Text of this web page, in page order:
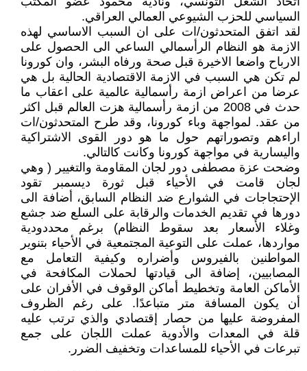
السياسي للحزب الشيوعي العمالي العراقي.
لقد اتفق المتحدثون/ات على ان السبب الاساسي لهذه
الازمة هو النظام الرأسمالي الساعي الى الحصول على
الارباح واضعا الاخيرة قبل صحة ورفاه البشر، وان كورونا
لم تكن هي السبب في الازمة الاقتصادية الحالية بل هي
عرضا من اعراض ازمة رأسمالية عالمية على اعقاب ما
حدث في 2008 من ازمة رأسمالية هزت العالم قبل اكثر
من عقد. لمواجهة وباء كورونا، وقد طرح المتحدثون/ات
اراءهم وتصوراتهم حول ما هو دور القوى الاشتراكية
واليسارية في مواجهة كورونا وكانت كالتالي.
وضحت عزة مصطفى دور لجان المقاومة والتغيير ( وهي
لجان قامت في الأحياء قبل ثورة ديسمبر تقود
الإحتجاجات في الشوارع ضد النظام السابق، أضافة الى
دورها في تقديم الخدمات والرقابة على السلع ضد جشع
وغلاء الأسعار بعد سقوط النظام) برغم محددودية
مواردها، عملت على التوعية المجتمعية في الأحياء بتنوير
المواطنين بالفيروس وأضراره وكيفية التعامل مع
المصابيين، إضافة الى قيادتها لحملات المكافحة في
الأماكن العامة وتخطيط أماكن الوقوف في الأفران على
أن يكون المسافة متر متباعدًا. على رغم الظروف
المفروضة عليها من حصار إقتصادي والذي ترتب عليه
قلة في المعدات والأدوية عملت اللجان على جمع
تبرعات في الأحياء للمساعدات وتخفيف الضرر.